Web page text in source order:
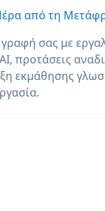
από τη
σας με
προτάσεις
εκμάθησης